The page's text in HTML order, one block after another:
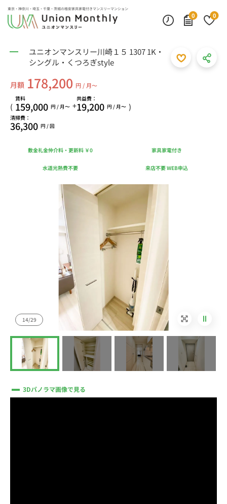
東京・神奈川・埼玉・千葉・茨城の格安家具家電付きマンスリーマンション
0
0
ユニオンマンスリー川崎１５ 1307 1K・
シングル・くつろぎstyle
月額 178,200 円 / 月〜
(
賃料
159,000 円 / 月〜 +
共益費：
19,200 円 / 月〜 )
清掃費：
36,300 円 / 回
敷金礼金仲介料・更新料 ￥0 家具家電付き
水道光熱費不要 来店不要 WEB申込
14/29
3Dパノラマ画像で見る